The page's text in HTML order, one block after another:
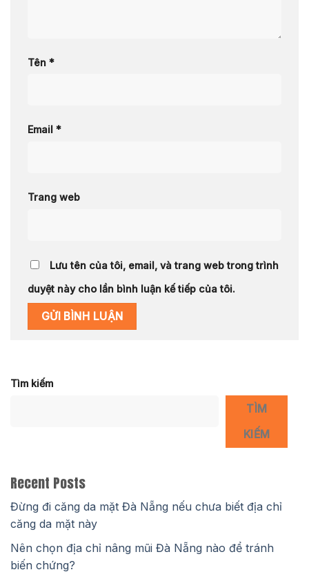
Tên *
Email *
Trang web
Lưu tên của tôi, email, và trang web trong trình
duyệt này cho lần bình luận kế tiếp của tôi.
Tìm kiếm
TÌM
KIẾM
Recent Posts
Đừng đi căng da mặt Đà Nẵng nếu chưa biết địa chỉ
căng da mặt này
Nên chọn địa chỉ nâng mũi Đà Nẵng nào để tránh
biến chứng?